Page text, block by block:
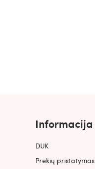
Informacija
DUK
Prekių pristatymas